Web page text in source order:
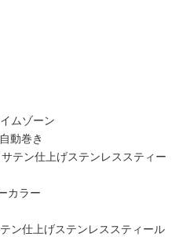
ムゾーン
動巻き
テン仕上げステンレススティー
カラー
ン仕上げステンレススティール